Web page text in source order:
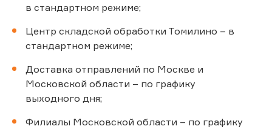
в стандартном режиме;
Центр складской обработки Томилино – в
стандартном режиме;
Доставка отправлений по Москве и
Московской области – по графику
выходного дня;
Филиалы Московской области – по графику